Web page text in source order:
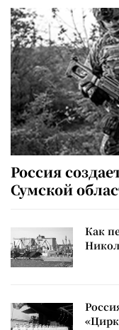
Россия
Сумской
Как